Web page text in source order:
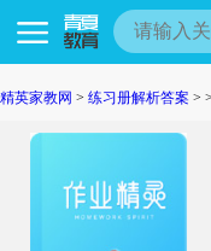
精英家教网 > 练习册解析答案 >